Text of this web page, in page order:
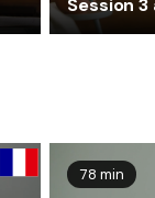
Session
78 min